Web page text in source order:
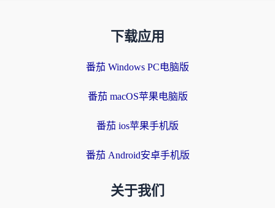
下载应用
番茄 Windows PC电脑版
番茄 macOS苹果电脑版
番茄 ios苹果手机版
番茄 Android安卓手机版
关于我们